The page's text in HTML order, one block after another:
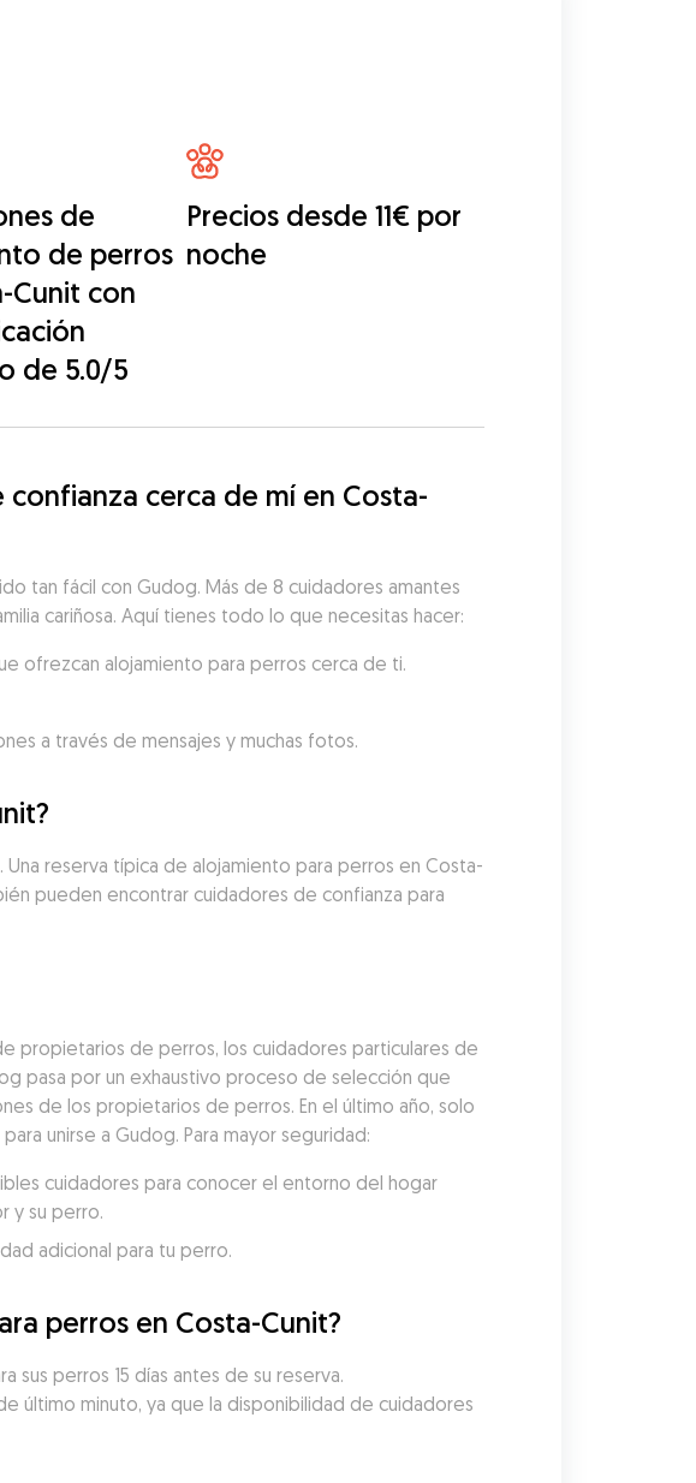
de
de perros
Cunit con
de 5.0/5
Precios desde 11€ por
noche
cerca de mí en Costa-
tan fácil con Gudog. Más de 8 cuidadores amantes
cariñosa. Aquí tienes todo lo que necesitas hacer:
ofrezcan alojamiento para perros cerca de ti.
a través de mensajes y muchas fotos.
reserva típica de alojamiento para perros en Costa-
pueden encontrar cuidadores de confianza para
propietarios de perros, los cuidadores particulares de
pasa por un exhaustivo proceso de selección que
de los propietarios de perros. En el último año, solo
unirse a Gudog. Para mayor seguridad:
cuidadores para conocer el entorno del hogar
y su perro.
adicional para tu perro.
perros en Costa-Cunit?
sus perros 15 días antes de su reserva.
último minuto, ya que la disponibilidad de cuidadores